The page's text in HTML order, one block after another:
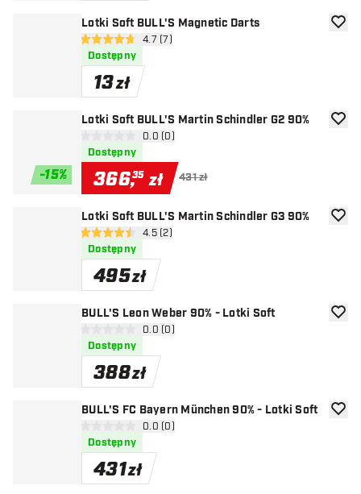
Lotki Soft BULL'S Magnetic Darts
otwórz panel recenzji
4.7 gwiazdki oceny
4.7 (7)
Dostępny
13zł
-15%
Lotki Soft BULL'S Martin Schindler G2 90%
otwórz panel recenzji
0 gwiazdki oceny0.0 (0)
Dostępny
366,35 zł 431 zł
Lotki Soft BULL'S Martin Schindler G3 90%
otwórz panel recenzji
4.5 gwiazdki oceny
4.5 (2)
Dostępny
495zł
BULL'S Leon Weber 90% - Lotki Soft
otwórz panel recenzji
0 gwiazdki oceny0.0 (0)
Dostępny
388zł
BULL'S FC Bayern München 90% - Lotki Soft
otwórz panel recenzji
0 gwiazdki oceny0.0 (0)
Dostępny
431zł